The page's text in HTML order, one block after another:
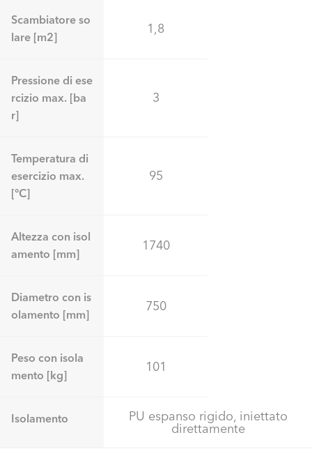
Scambiatore so
lare [m2]
1,8
Pressione di ese
rcizio max. [ba
r]
3
Temperatura di
esercizio max.
[°C]
95
Altezza con isol
amento [mm]
1740
Diametro con is
olamento [mm]
750
Peso con isola
mento [kg]
101
Isolamento PU espanso rigido, iniettato
direttamente